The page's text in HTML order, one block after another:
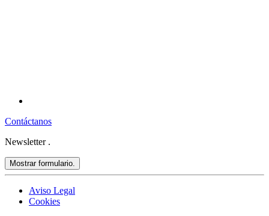
Contáctanos
Newsletter .
Mostrar formulario.
Aviso Legal
Cookies